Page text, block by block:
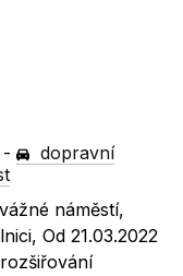
-
dopravní
náměstí,
Od 21.03.2022